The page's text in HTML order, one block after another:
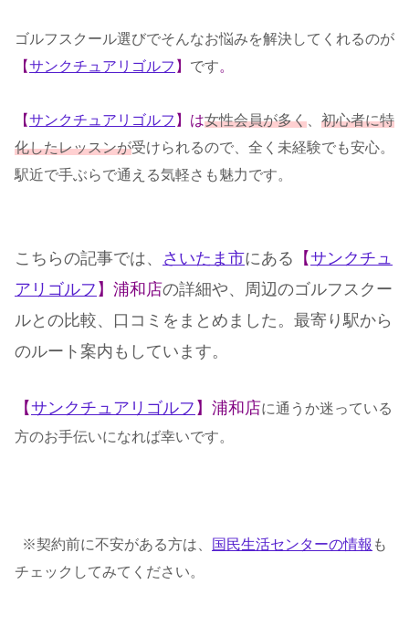
ゴルフスクール選びでそんなお悩みを解決してくれるのが
【サンクチュアリゴルフ 】 です。
【サンクチュアリゴルフ 】は女性会員が多く
初心者に特
化したレッスンが受けられるので、全く未経験でも安心。
駅近で手ぶらで通える気軽さも魅力です。
こちらの記事では、 さいたま市にある 【サンクチュ
アリゴルフ 】浦和店の詳細や、周辺のゴルフスクー
ルとの比較、口コミをまとめました。最寄り駅から
のルート案内もしています。
【サンクチュアリゴルフ 】浦和店に通うか迷っている
方のお手伝いになれば幸いです。
※契約前に不安がある方は、 国民生活センターの情報 も
チェックしてみてください。